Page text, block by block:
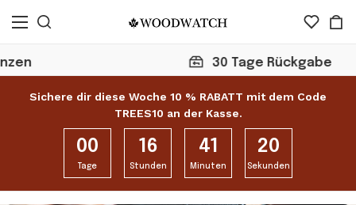
30 Tage Rückgabe
Sichere dir diese Woche 10 % RABATT mit dem Code
TREES10 an der Kasse.
00
Tage
16
Stunden
41
Minuten
20
Sekunden